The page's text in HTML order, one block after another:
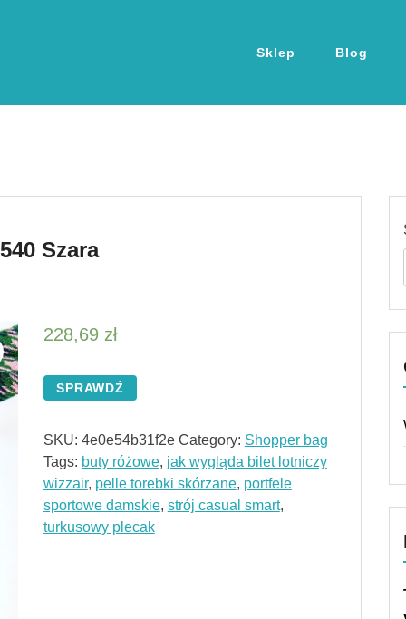
Sklep Blog
Szara
228,69 zł
SPRAWDŹ
SKU: 4e0e54b31f2e Category: Shopper bag
Tags: buty różowe, jak wygląda bilet lotniczy
wizzair, pelle torebki skórzane, portfele
sportowe damskie, strój casual smart,
turkusowy plecak